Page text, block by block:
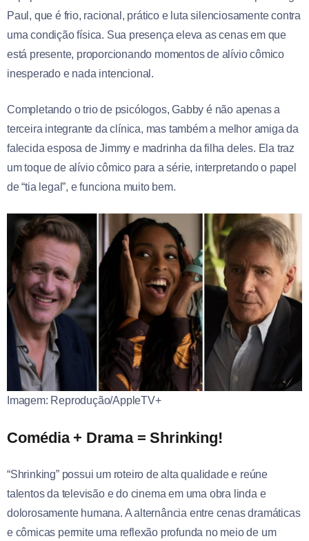
Paul, que é frio, racional, prático e luta silenciosamente contra
uma condição física. Sua presença eleva as cenas em que
está presente, proporcionando momentos de alívio cômico
inesperado e nada intencional.
Completando o trio de psicólogos, Gabby é não apenas a
terceira integrante da clínica, mas também a melhor amiga da
falecida esposa de Jimmy e madrinha da filha deles. Ela traz
um toque de alívio cômico para a série, interpretando o papel
de “tia legal”, e funciona muito bem.
Imagem: Reprodução/AppleTV+
Comédia + Drama = Shrinking!
“Shrinking” possui um roteiro de alta qualidade e reúne
talentos da televisão e do cinema em uma obra linda e
dolorosamente humana. A alternância entre cenas dramáticas
e cômicas permite uma reflexão profunda no meio de um